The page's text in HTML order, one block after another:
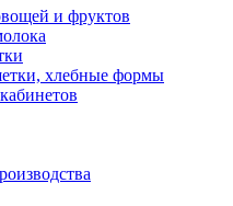
и фруктов
хлебные формы